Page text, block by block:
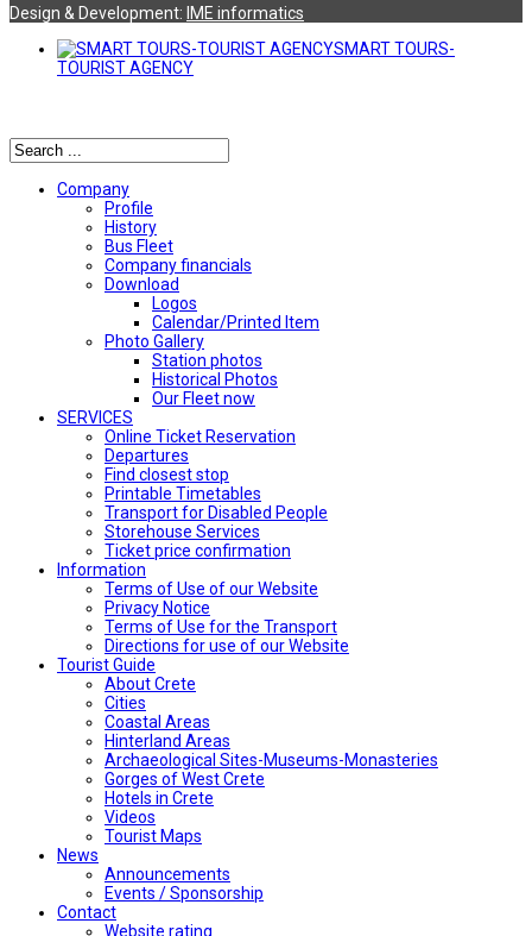
Design & Development: ΙΜΕ informatics
SMART TOURS-
TOURIST AGENCY
Company
Profile
History
Bus Fleet
Company financials
Download
Logos
Calendar/Printed Item
Photo Gallery
Station photos
Historical Photos
Our Fleet now
SERVICES
Online Ticket Reservation
Departures
Find closest stop
Printable Timetables
Transport for Disabled People
Storehouse Services
Ticket price confirmation
Ιnformation
Terms of Use of our Website
Privacy Notice
Terms of Use for the Transport
Directions for use of our Website
Tourist Guide
About Crete
Cities
Coastal Areas
Hinterland Areas
Archaeological Sites-Museums-Monasteries
Gorges of West Crete
Hotels in Crete
Videos
Tourist Maps
News
Announcements
Events / Sponsorship
Contact
Website rating